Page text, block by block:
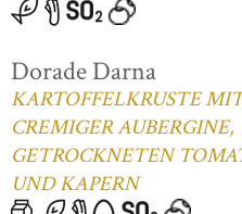
Dorade Darna
KARTOFFELKRUSTE
CREMIGER AUBERGINE,
GETROCKNETEN
UND KAPERN